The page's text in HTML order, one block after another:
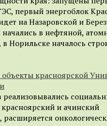
первый энергоблок
на Назаровской и
в нефтяной,
Норильске началось
красноярской
и ачинский